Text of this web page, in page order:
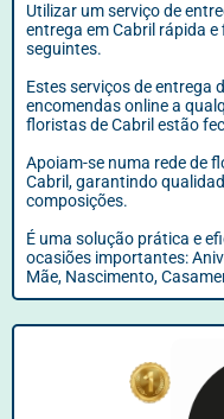
Utilizar um serviço de
entrega em Cabril rápida
seguintes.
Estes serviços de entrega
encomendas online a
floristas de Cabril estão
Apoiam-se numa rede de
Cabril, garantindo
composições.
É uma solução prática e
ocasiões importantes:
Mãe, Nascimento,